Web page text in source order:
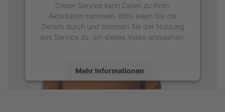
Dieser Service kann Daten zu Ihren
Aktivitäten sammeln. Bitte lesen Sie die
Details durch und stimmen Sie der Nutzung
des Service zu, um dieses Video anzusehen.
Mehr Informationen